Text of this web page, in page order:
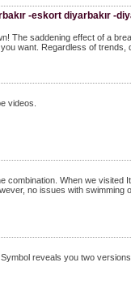
-eskort diyarbakır -
The saddening effect of a
want. Regardless of trends,
videos.
When we visited
no issues with swimming
reveals you two